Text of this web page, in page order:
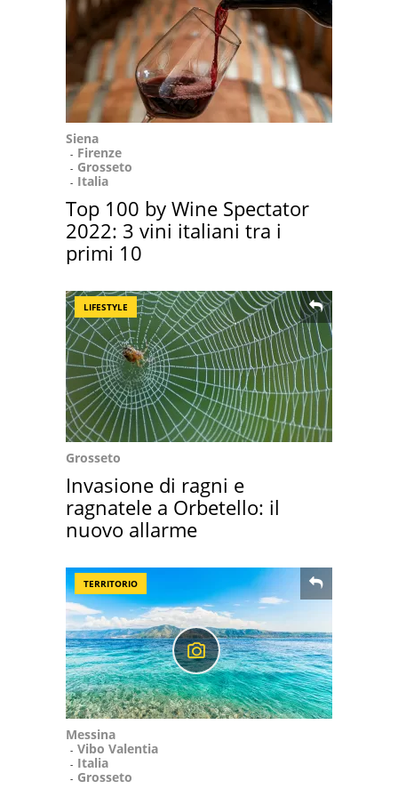
Siena
Firenze
Grosseto
Italia
Top 100 by Wine Spectator
2022: 3 vini italiani tra i
primi 10
LIFESTYLE
Grosseto
Invasione di ragni e
ragnatele a Orbetello: il
nuovo allarme
TERRITORIO
Messina
Vibo Valentia
Italia
Grosseto